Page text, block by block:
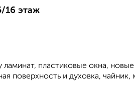
16 этаж
ламинат, пластиковые окна,
поверхность и духовка, чайник,